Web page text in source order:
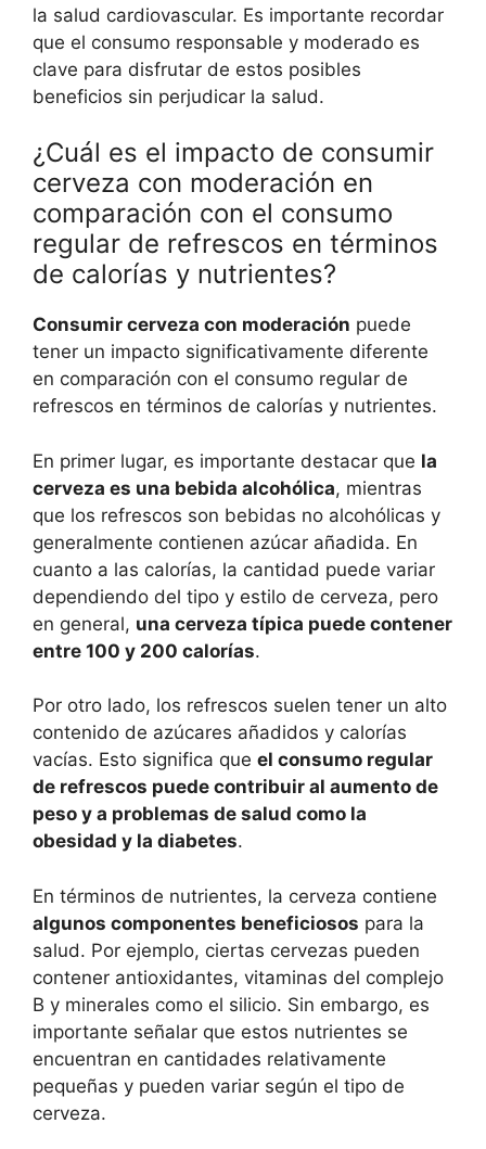
la salud cardiovascular. Es importante recordar
que el consumo responsable y moderado es
clave para disfrutar de estos posibles
beneficios sin perjudicar la salud.
¿Cuál es el impacto de consumir
cerveza con moderación en
comparación con el consumo
regular de refrescos en términos
de calorías y nutrientes?
Consumir cerveza con moderación puede
tener un impacto significativamente diferente
en comparación con el consumo regular de
refrescos en términos de calorías y nutrientes.
En primer lugar, es importante destacar que la
cerveza es una bebida alcohólica, mientras
que los refrescos son bebidas no alcohólicas y
generalmente contienen azúcar añadida. En
cuanto a las calorías, la cantidad puede variar
dependiendo del tipo y estilo de cerveza, pero
en general, una cerveza típica puede contener
entre 100 y 200 calorías.
Por otro lado, los refrescos suelen tener un alto
contenido de azúcares añadidos y calorías
vacías. Esto significa que el consumo regular
de refrescos puede contribuir al aumento de
peso y a problemas de salud como la
obesidad y la diabetes.
En términos de nutrientes, la cerveza contiene
algunos componentes beneficiosos para la
salud. Por ejemplo, ciertas cervezas pueden
contener antioxidantes, vitaminas del complejo
B y minerales como el silicio. Sin embargo, es
importante señalar que estos nutrientes se
encuentran en cantidades relativamente
pequeñas y pueden variar según el tipo de
cerveza.